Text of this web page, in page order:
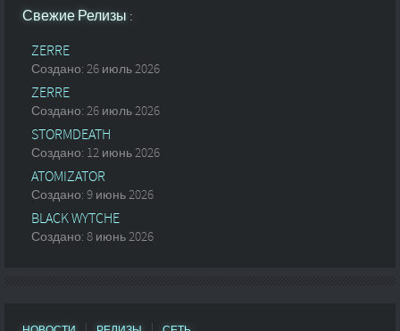
Свежие Релизы :
ZERRE
Создано: 26 июль 2026
ZERRE
Создано: 26 июль 2026
STORMDEATH
Создано: 12 июнь 2026
ATOMIZATOR
Создано: 9 июнь 2026
BLACK WYTCHE
Создано: 8 июнь 2026